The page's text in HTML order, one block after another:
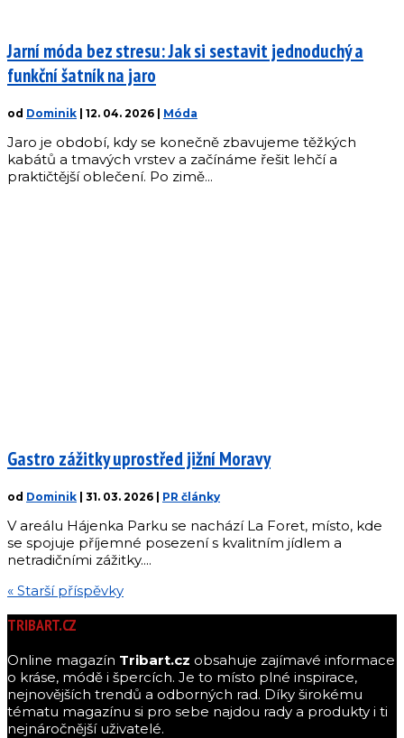
Jarní móda bez stresu: Jak si sestavit jednoduchý a
funkční šatník na jaro
od Dominik | 12. 04. 2026 | Móda
Jaro je období, kdy se konečně zbavujeme těžkých
kabátů a tmavých vrstev a začínáme řešit lehčí a
praktičtější oblečení. Po zimě...
Gastro zážitky uprostřed jižní Moravy
od Dominik | 31. 03. 2026 | PR články
V areálu Hájenka Parku se nachází La Foret, místo, kde
se spojuje příjemné posezení s kvalitním jídlem a
netradičními zážitky....
« Starší příspěvky
TRIBART.CZ
Online magazín Tribart.cz obsahuje zajímavé informace
o kráse, módě i špercích. Je to místo plné inspirace,
nejnovějších trendů a odborných rad. Díky širokému
tématu magazínu si pro sebe najdou rady a produkty i ti
nejnáročnější uživatelé.